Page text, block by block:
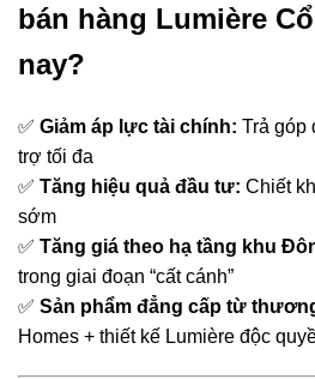
bán hàng Lumière
nay?
✅ Giảm áp lực tài chính: Trả góp
trợ tối đa
✅ Tăng hiệu quả đầu tư: Chiết
sớm
✅ Tăng giá theo hạ tầng khu
trong giai đoạn “cất cánh”
✅ Sản phẩm đẳng cấp từ
Homes + thiết kế Lumière độc